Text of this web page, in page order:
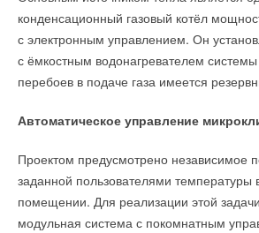
конденсационный газовый котёл
с электронным управлением. Он
с ёмкостным водонагревателем
перебоев в подаче газа имеется
Автоматическое управление
Проектом предусмотрено независимое
заданной пользователями температуры
помещении. Для реализации этой
модульная система с покомнатным